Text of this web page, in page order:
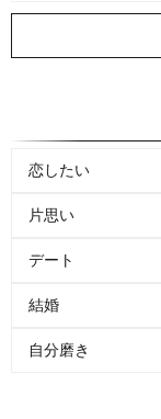
恋したい
片思い
デート
結婚
自分磨き